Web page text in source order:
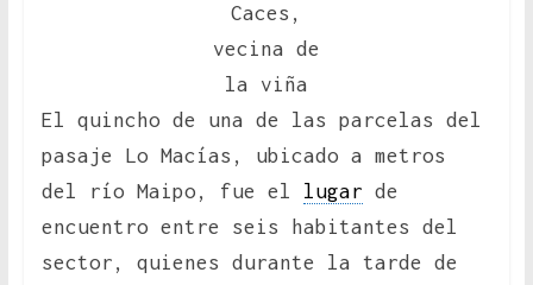
Caces,
vecina de
la viña
El quincho de una de las parcelas del
pasaje Lo Macías, ubicado a metros
del río Maipo, fue el lugar de
encuentro entre seis habitantes del
sector, quienes durante la tarde de